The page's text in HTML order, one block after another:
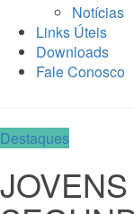
Notícias
Links Úteis
Downloads
Fale Conosco
Destaques